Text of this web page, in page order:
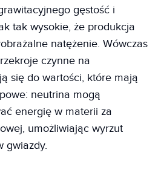
gęstość i
tak wysokie, że produkcja
natężenie. Wówczas
czynne na
się do wartości, które mają
neutrina mogą
energię w materii za
umożliwiając wyrzut
gwiazdy.